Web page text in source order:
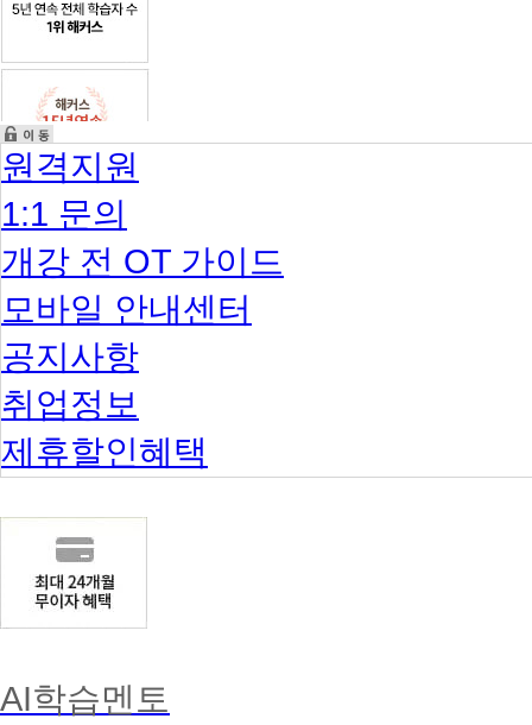
원격지원
1:1 문의
개강 전 OT 가이드
모바일 안내센터
공지사항
취업정보
제휴할인혜택
AI학습멘토